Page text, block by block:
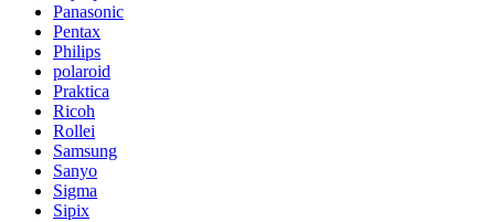
Panasonic
Pentax
Philips
polaroid
Praktica
Ricoh
Rollei
Samsung
Sanyo
Sigma
Sipix